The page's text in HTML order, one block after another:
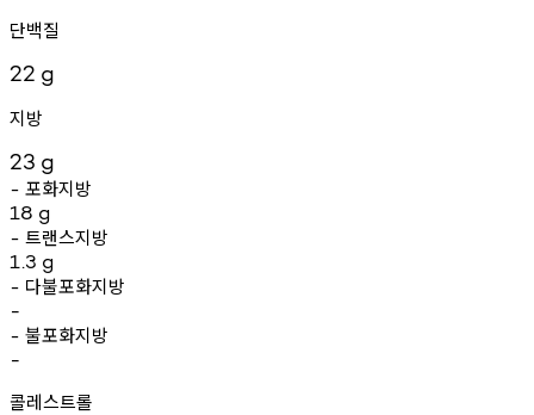
단백질
22 g
지방
23 g
- 포화지방
18 g
- 트랜스지방
1.3 g
- 다불포화지방
-
- 불포화지방
-
콜레스트롤